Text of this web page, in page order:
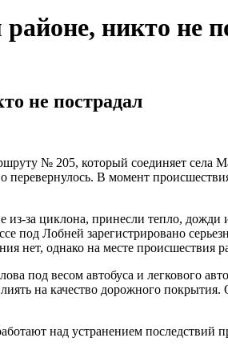
никто не
не пострадал
№ 205, который соединяет села
перевернулось. В момент
за циклона, принесли тепло,
под Лобней зарегистрировано
нет, однако на месте происшествия
под весом автобуса и легкового
на качество дорожного
над устранением последствий